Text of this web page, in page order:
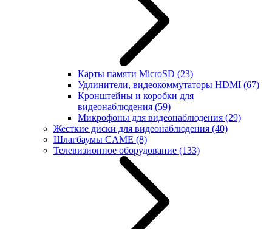
Карты памяти MicroSD (23)
Удлинители, видеокоммутаторы HDMI (67)
Кронштейны и коробки для
видеонаблюдения (59)
Микрофоны для видеонаблюдения (29)
Жесткие диски для видеонаблюдения (40)
Шлагбаумы CAME (8)
Телевизионное оборудование (133)